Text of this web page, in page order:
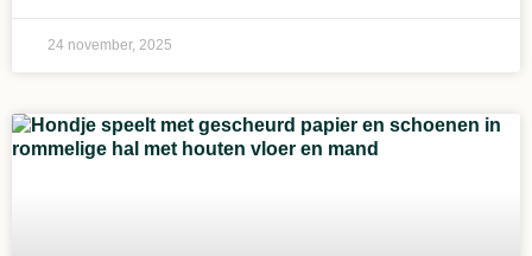
24 november, 2025